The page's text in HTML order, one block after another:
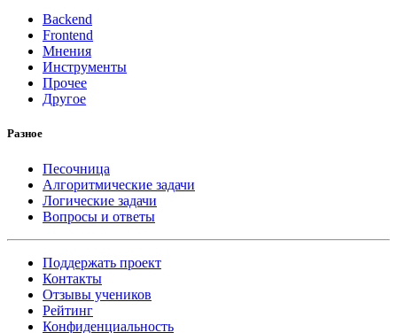
Backend
Frontend
Мнения
Инструменты
Прочее
Другое
Разное
Песочница
Алгоритмические задачи
Логические задачи
Вопросы и ответы
Поддержать проект
Контакты
Отзывы учеников
Рейтинг
Конфиденциальность